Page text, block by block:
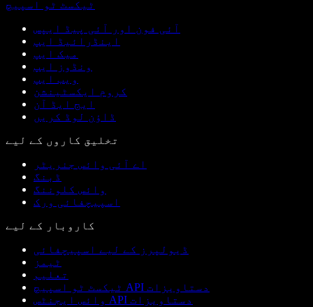
ٹیکسٹ ٹو اسپیچ
آئی فون اور آئی پیڈ ایپس
اینڈرائیڈ ایپ
میک ایپ
ونڈوز ایپ
ویب ایپ
کروم ایکسٹینشن
ایج ایڈ آن
ڈاؤن لوڈ کریں
تخلیق کاروں کے لیے
اے آئی وائس جنریٹر
ڈبنگ
وائس کلوننگ
اسپیچفائی ورک
کاروبار کے لیے
ڈیولپرز کے لیے اسپیچفائی
ٹیمز
تعلیم
ٹیکسٹ ٹو اسپیچ API دستاویزات
وائس ایجنٹس API دستاویزات